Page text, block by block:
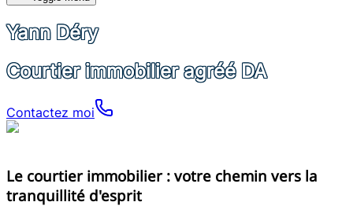
Yann Déry
Courtier immobilier agréé DA
Contactez moi
Le courtier immobilier : votre chemin vers la
tranquillité d'esprit